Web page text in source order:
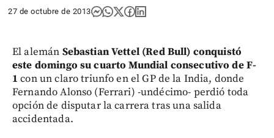
27 de octubre de 2013
El alemán Sebastian Vettel (Red Bull) conquistó
este domingo su cuarto Mundial consecutivo de F-
1 con un claro triunfo en el GP de la India, donde
Fernando Alonso (Ferrari) -undécimo- perdió toda
opción de disputar la carrera tras una salida
accidentada.